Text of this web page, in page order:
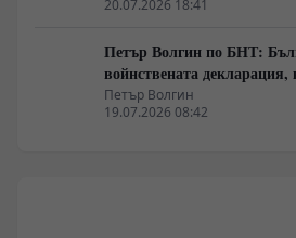
20.07.2026 18:41
Петър Волгин по БНТ:
войнствената
Петър Волгин
19.07.2026 08:42